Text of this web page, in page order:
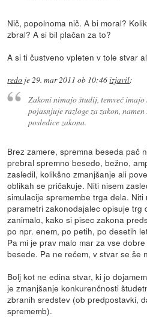
Nič, popolnoma nič. A bi moral?
zbral? A si bil plačan za to?
A si ti čustveno vpleten v tole stvar
redo je 29. mar 2011 ob 10:46izjavil:
Zakoni nimajo študij, temveč imajo
pojasnjuje razloge za zakon,
posledice zakona.
Brez zamere, spremna beseda pač
prebral spremno besedo, bežno,
zasledil, kolikšno zmanjšanje ali
oblikah se pričakuje. Niti nisem
simulacije spremembe trga dela.
parametri zakonodajalec opisuje trg
zanimalo, kako si pisec zakona
po npr. enem, po petih, po desetih
Pa mi je prav malo mar za vse
besede. Pa ne rečem, v stvar se še
Bolj kot ne edina stvar, ki jo
je zmanjšanje konkurenčnosti
zbranih sredstev (ob predpostavki,
sprememb).